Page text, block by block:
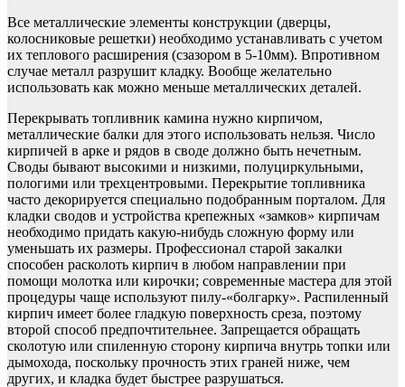
Все металлические элементы конструкции (дверцы,
колосниковые решетки) необходимо устанавливать с учетом
их теплового расширения (сзазором в 5-10мм). Впротивном
случае металл разрушит кладку. Вообще желательно
использовать как можно меньше металлических деталей.
Перекрывать топливник камина нужно кирпичом,
металлические балки для этого использовать нельзя. Число
кирпичей в арке и рядов в своде должно быть нечетным.
Своды бывают высокими и низкими, полуциркульными,
пологими или трехцентровыми. Перекрытие топливника
часто декорируется специально подобранным порталом. Для
кладки сводов и устройства крепежных «замков» кирпичам
необходимо придать какую-нибудь сложную форму или
уменьшать их размеры. Профессионал старой закалки
способен расколоть кирпич в любом направлении при
помощи молотка или кирочки; современные мастера для этой
процедуры чаще используют пилу-«болгарку». Распиленный
кирпич имеет более гладкую поверхность среза, поэтому
второй способ предпочтительнее. Запрещается обращать
сколотую или спиленную сторону кирпича внутрь топки или
дымохода, поскольку прочность этих граней ниже, чем
других, и кладка будет быстрее разрушаться.